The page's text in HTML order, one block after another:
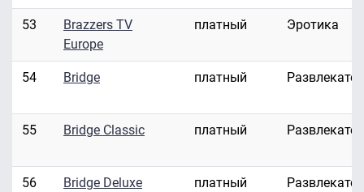
53
Brazzers TV
Europe
платный Эротика
54 Bridge платный
55 Bridge Classic платный
56 Bridge Deluxe платный